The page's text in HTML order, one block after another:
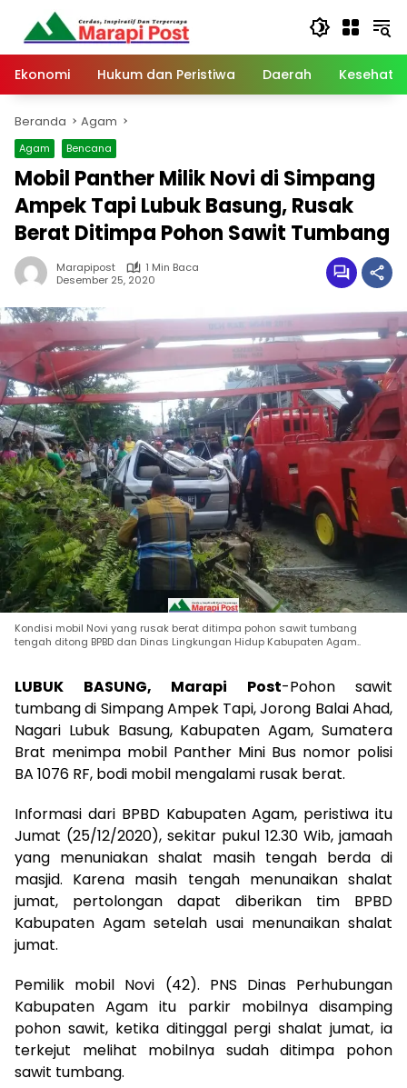
Langsung
konten
Ekonomi
Hukum dan Peristiwa Daerah
Beranda Agam
Agam Bencana
Mobil Panther Milik Novi di Simpang
Ampek Tapi Lubuk Basung, Rusak
Berat Ditimpa Pohon Sawit Tumbang
Marapipost
1 Min Baca
Desember 25, 2020
Kondisi mobil Novi yang rusak berat ditimpa pohon sawit tumbang
tengah ditong BPBD dan Dinas Lingkungan Hidup Kabupaten Agam..
LUBUK BASUNG, Marapi Post-Pohon sawit
tumbang di Simpang Ampek Tapi, Jorong Balai Ahad,
Nagari Lubuk Basung, Kabupaten Agam, Sumatera
Brat menimpa mobil Panther Mini Bus nomor polisi
BA 1076 RF, bodi mobil mengalami rusak berat.
Informasi dari BPBD Kabupaten Agam, peristiwa itu
Jumat (25/12/2020), sekitar pukul 12.30 Wib, jamaah
yang menuniakan shalat masih tengah berda di
masjid. Karena masih tengah menunaikan shalat
jumat, pertolongan dapat diberikan tim BPBD
Kabupaten Agam setelah usai menunaikan shalat
jumat.
Pemilik mobil Novi (42). PNS Dinas Perhubungan
Kabupaten Agam itu parkir mobilnya disamping
pohon sawit, ketika ditinggal pergi shalat jumat, ia
terkejut melihat mobilnya sudah ditimpa pohon
sawit tumbang.